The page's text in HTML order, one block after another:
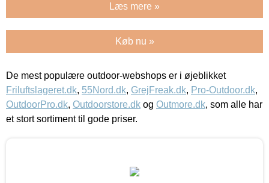
Læs mere »
Køb nu »
De mest populære outdoor-webshops er i øjeblikket
Friluftslageret.dk, 55Nord.dk, GrejFreak.dk, Pro-Outdoor.dk,
OutdoorPro.dk, Outdoorstore.dk og Outmore.dk, som alle har
et stort sortiment til gode priser.